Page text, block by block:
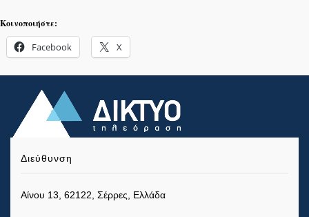
Κοινοποιήστε:
Facebook X
Διεύθυνση
Αίνου 13, 62122, Σέρρες, Ελλάδα